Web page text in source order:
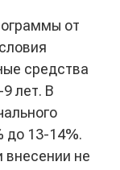
от
средства
лет. В
до 13-14%.
внесении не